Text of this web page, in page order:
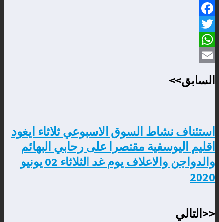
Facebook
Twitter
WhatsApp
السابق>>
استئناف نشاط السوق الاسبوعي ثلاثاء ايغود
اقليم اليوسفية مقتصرا على رحابي البهائم
والدواجن والاعلاف يوم غد الثلاثاء 02 يونيو
2020
<<التالي